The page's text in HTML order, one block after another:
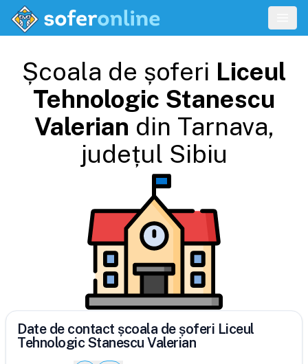
Școala de șoferi Liceul
Tehnologic Stanescu
Valerian din Tarnava,
județul Sibiu
Date de contact școala de șoferi Liceul
Tehnologic Stanescu Valerian